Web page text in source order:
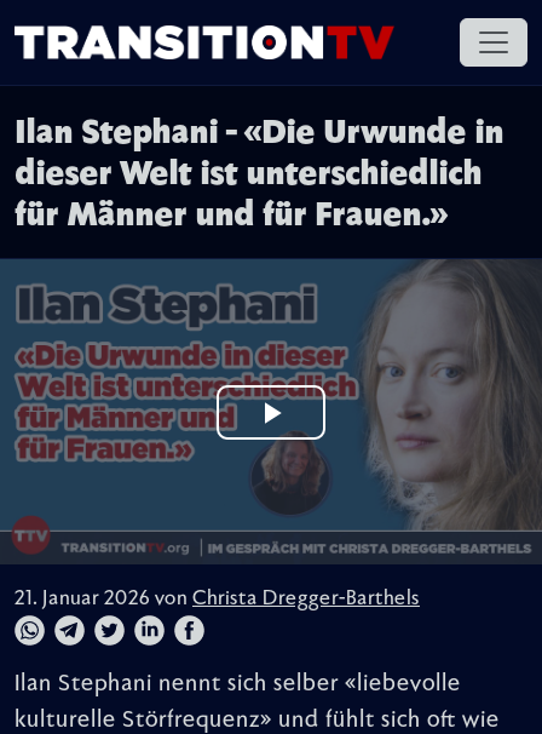
Ilan Stephani - «Die Urwunde in
dieser Welt ist unterschiedlich
für Männer und für Frauen.»
21. Januar 2026 von Christa Dregger-Barthels
Ilan Stephani nennt sich selber «liebevolle
kulturelle Störfrequenz» und fühlt sich oft wie